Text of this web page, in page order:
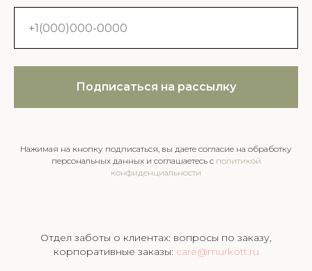
Подписаться на рассылку
Нажимая на кнопку подписаться, вы даете согласие на обработку
персональных данных и соглашаетесь c политикой
конфиденциальности
Отдел заботы о клиентах: вопросы по заказу,
корпоративные заказы: care@murkott.ru